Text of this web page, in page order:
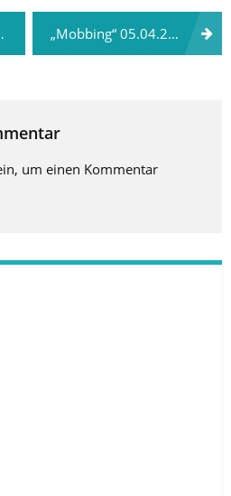
„Mobbing“ 05.04.2016 in Bad Mergentheim
um einen Kommentar